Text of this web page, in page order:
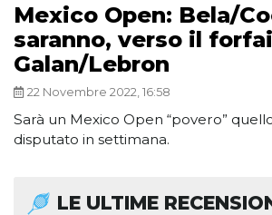
Mexico Open: Bela/
saranno, verso il
Galan/Lebron
22 Novembre 2022, 16:58
Sarà un Mexico Open “povero”
disputato in settimana.
LE ULTIME